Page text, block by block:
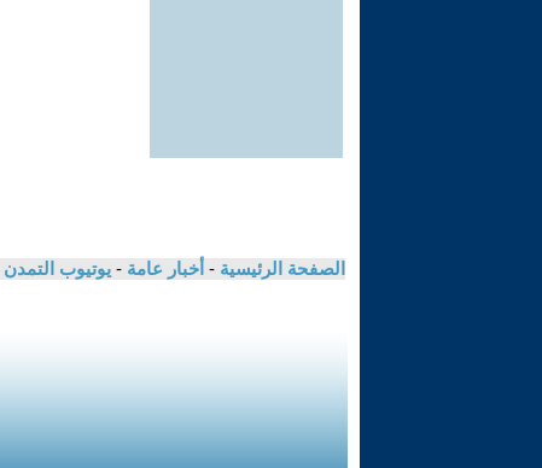
الصفحة الرئيسية - أخبار عامة - يوتيوب التمدن